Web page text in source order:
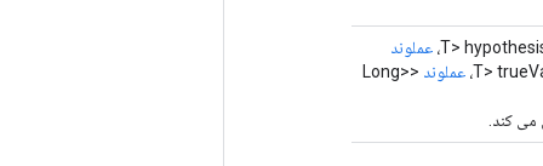
عملوند
عملوند
<Long>